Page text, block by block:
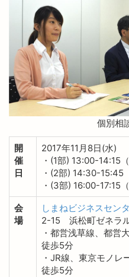
個別相
開
催
日
2017年11月8日(水)
・(1部) 13:00-14:15（
・(2部) 14:30-15:45
・(3部) 16:00-17:15（
会
場
しまねビジネスセン
2-15 浜松町ゼネラル
・都営浅草線、都営
徒歩5分
・JR線、東京モノレ
徒歩5分